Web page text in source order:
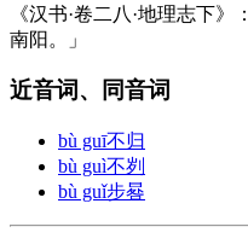
《汉书·卷二八·地理志下
南阳。」
近音词、同音词
bù guī不归
bù guì不刿
bù guǐ步晷